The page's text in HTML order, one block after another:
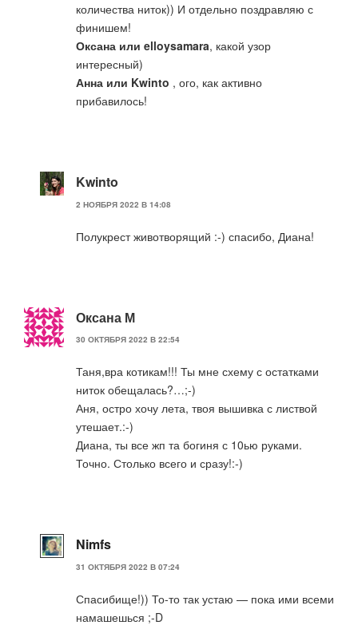
количества ниток)) И отдельно поздравляю с
финишем!
Оксана или elloysamara, какой узор
интересный)
Анна или Kwinto , ого, как активно
прибавилось!
Kwinto
2 НОЯБРЯ 2022 В 14:08
Полукрест животворящий :⁠-⁠) спасибо, Диана!
Оксана М
30 ОКТЯБРЯ 2022 В 22:54
Таня,вра котикам!!! Ты мне схему с остатками
ниток обещалась?…;-)
Аня, остро хочу лета, твоя вышивка с листвой
утешает.:-)
Диана, ты все жп та богиня с 10ью руками.
Точно. Столько всего и сразу!:-)
Nimfs
31 ОКТЯБРЯ 2022 В 07:24
Спасибище!)) То-то так устаю — пока ими всеми
намашешься ;-D